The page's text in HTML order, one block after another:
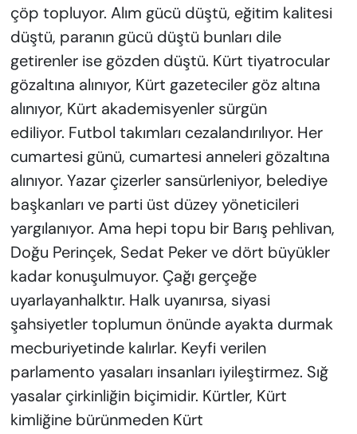
çöp topluyor. Alım gücü düştü, eğitim kalitesi
düştü, paranın gücü düştü bunları dile
getirenler ise gözden düştü. Kürt tiyatrocular
gözaltına alınıyor, Kürt gazeteciler göz altına
alınıyor, Kürt akademisyenler sürgün
ediliyor. Futbol takımları cezalandırılıyor. Her
cumartesi günü, cumartesi anneleri gözaltına
alınıyor. Yazar çizerler sansürleniyor, belediye
başkanları ve parti üst düzey yöneticileri
yargılanıyor. Ama hepi topu bir Barış pehlivan,
Doğu Perinçek, Sedat Peker ve dört büyükler
kadar konuşulmuyor. Çağı gerçeğe
uyarlayanhalktır. Halk uyanırsa, siyasi
şahsiyetler toplumun önünde ayakta durmak
mecburiyetinde kalırlar. Keyfi verilen
parlamento yasaları insanları iyileştirmez. Sığ
yasalar çirkinliğin biçimidir. Kürtler, Kürt
kimliğine bürünmeden Kürt